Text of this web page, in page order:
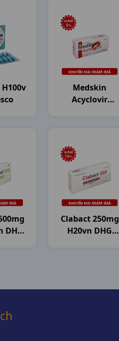
Medskin
Acyclovir
DHG
Clabact 250mg
H20vn DHG